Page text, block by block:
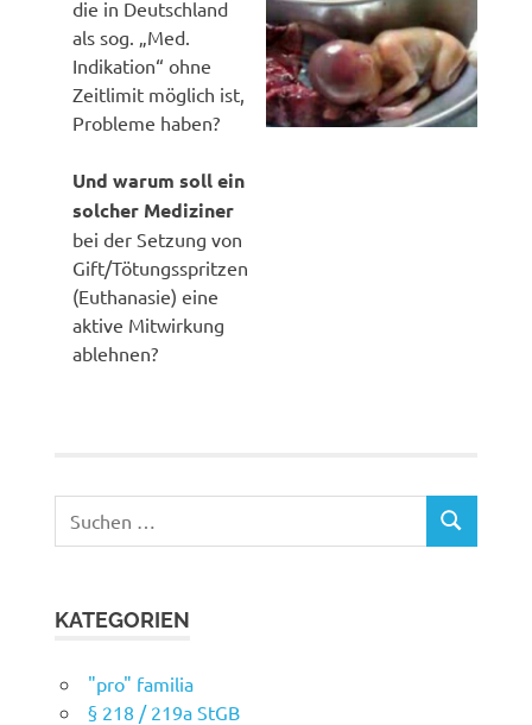
die in Deutschland
als sog. „Med.
Indikation“ ohne
Zeitlimit möglich ist,
Probleme haben?
Und warum soll ein
solcher Mediziner
bei der Setzung von
Gift/Tötungsspritzen
(Euthanasie) eine
aktive Mitwirkung
ablehnen?
nach:
SUCHEN
KATEGORIEN
"pro" familia
§ 218 / 219a StGB